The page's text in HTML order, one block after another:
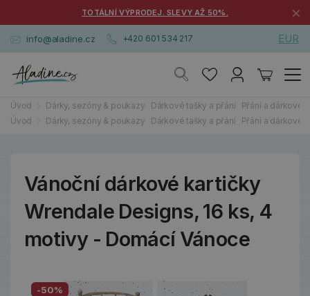
TOTÁLNÍ VÝPRODEJ. SLEVY AŽ 50%. ×
info@aladine.cz +420 601 534 217 EUR
Úvod Dárky, sezóny & poukazy Dárkové tašky a přání
Přání a dárkové
Úvod
Dárky, sezóny & poukazy Dárkové tašky a přání Přání a dárkové
Vánoční dárkové kartičky
Wrendale Designs, 16 ks, 4
motivy - Domácí Vánoce
-50%